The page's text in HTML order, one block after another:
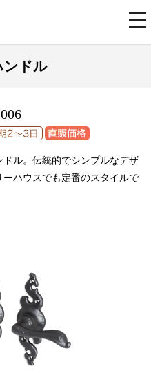
ンドル
ル。伝統的でシンプルなデザ
ハウスでも定番のスタイルで